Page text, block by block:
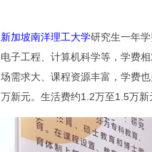
新加坡南洋理工大学研究生一年
电子工程、计算机科学等，学费
场需求大、课程资源丰富，学费
万新元。生活费约1.2万至1.5万新